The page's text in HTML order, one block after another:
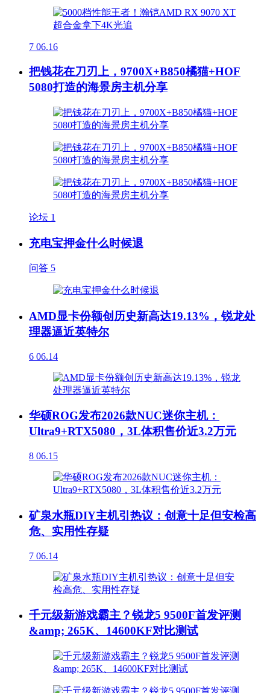
7 06.16
把钱花在刀刃上，9700X+B850橘猫+HOF
5080打造的海景房主机分享
论坛 1
充电宝押金什么时候退
问答 5
AMD显卡份额创历史新高达19.13%，锐龙处
理器逼近英特尔
6 06.14
华硕ROG发布2026款NUC迷你主机：
Ultra9+RTX5080，3L体积售价近3.2万元
8 06.15
矿泉水瓶DIY主机引热议：创意十足但安检高
危、实用性存疑
7 06.14
千元级新游戏霸主？锐龙5 9500F首发评测
&amp; 265K、14600KF对比测试